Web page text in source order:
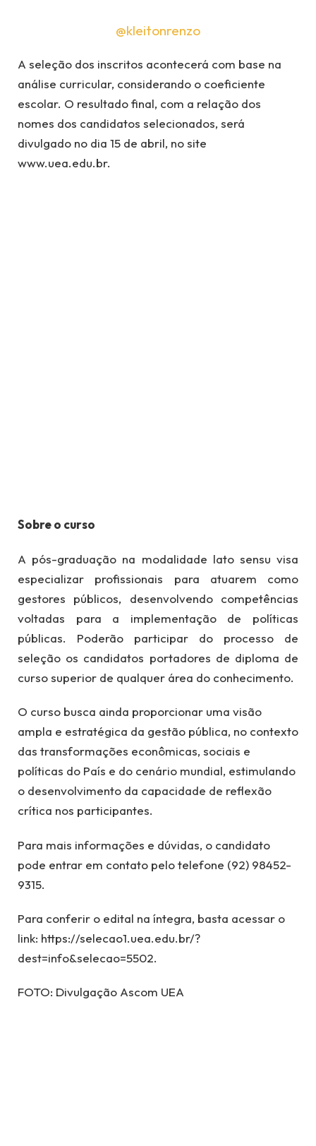
@kleitonrenzo
A seleção dos inscritos acontecerá com base na
análise curricular, considerando o coeficiente
escolar. O resultado final, com a relação dos
nomes dos candidatos selecionados, será
divulgado no dia 15 de abril, no site
www.uea.edu.br.
Sobre o curso
A pós-graduação na modalidade lato sensu visa
especializar profissionais para atuarem como
gestores públicos, desenvolvendo competências
voltadas para a implementação de políticas
públicas. Poderão participar do processo de
seleção os candidatos portadores de diploma de
curso superior de qualquer área do conhecimento.
O curso busca ainda proporcionar uma visão
ampla e estratégica da gestão pública, no contexto
das transformações econômicas, sociais e
políticas do País e do cenário mundial, estimulando
o desenvolvimento da capacidade de reflexão
crítica nos participantes.
Para mais informações e dúvidas, o candidato
pode entrar em contato pelo telefone (92) 98452-
9315.
Para conferir o edital na íntegra, basta acessar o
link: https://selecao1.uea.edu.br/?
dest=info&selecao=5502.
FOTO: Divulgação Ascom UEA